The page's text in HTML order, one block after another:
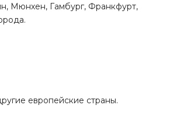
Мюнхен, Гамбург, Франкфурт,
европейские страны.